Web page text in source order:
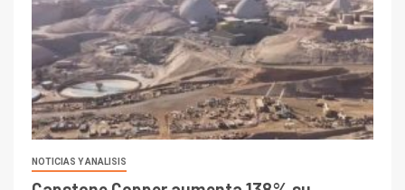
NOTICIAS Y ANALISIS